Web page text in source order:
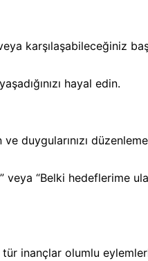
veya karşılaşabileceğiniz
hayal edin.
duygularınızı
veya “Belki hedeflerime
inançlar olumlu